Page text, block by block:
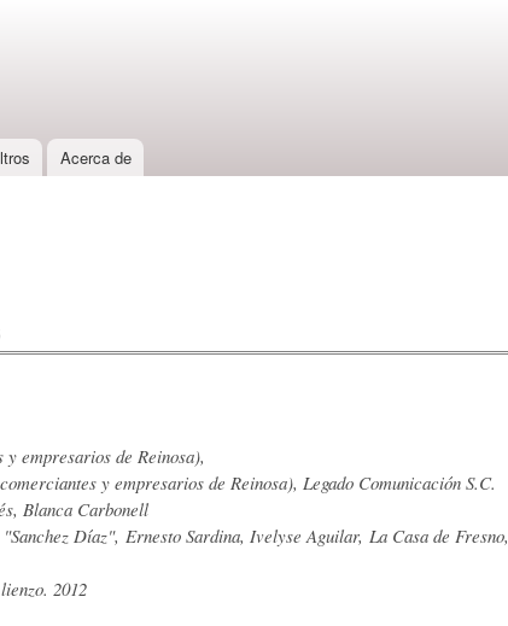
Acerca de
empresarios de Reinosa),
y empresarios de Reinosa), Legado Comunicación S.C.
Blanca Carbonell
Díaz", Ernesto Sardina, Ivelyse Aguilar, La Casa de Fresno,
2012